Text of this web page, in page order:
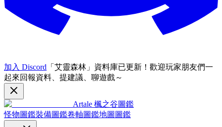
加入 Discord 「艾靈森林」資料庫已更新！歡迎玩家朋友們一
起來回報資料、提建議、聊遊戲～
Artale 楓之谷圖鑑
怪物圖鑑裝備圖鑑卷軸圖鑑地圖圖鑑